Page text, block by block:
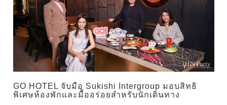
GO HOTEL จับมือ Sukishi Intergroup มอบสิทธิ
พิเศษห้องพักและมื้ออร่อยสำหรับนักเดินทาง